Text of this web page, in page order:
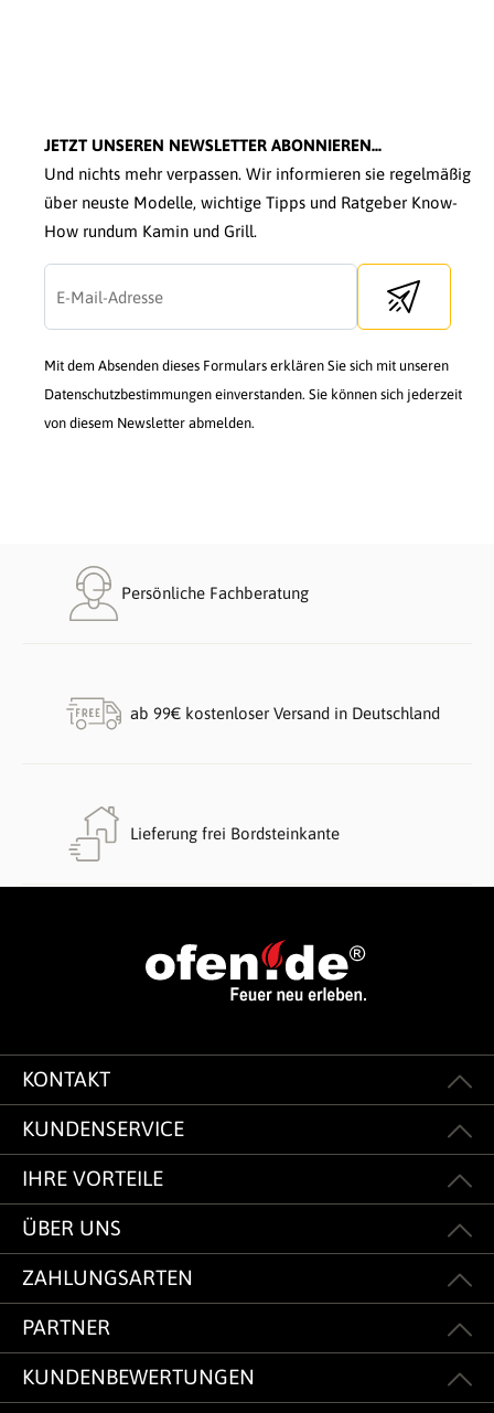
JETZT UNSEREN NEWSLETTER ABONNIEREN...
Und nichts mehr verpassen. Wir informieren sie regelmäßig
über neuste Modelle, wichtige Tipps und Ratgeber Know-
How rundum Kamin und Grill.
Send
Mit dem Absenden dieses Formulars erklären Sie sich mit unseren
Datenschutzbestimmungen einverstanden. Sie können sich jederzeit
von diesem Newsletter abmelden.
Persönliche Fachberatung
ab 99€ kostenloser Versand in Deutschland
Lieferung frei Bordsteinkante
KONTAKT
KUNDENSERVICE
IHRE VORTEILE
ÜBER UNS
ZAHLUNGSARTEN
PARTNER
KUNDENBEWERTUNGEN